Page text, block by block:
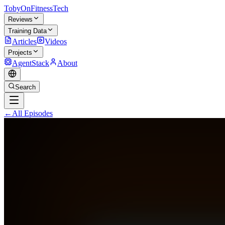
TobyOnFitnessTech
Reviews
Training Data
Articles Videos
Projects
AgentStack About
Search
← All Episodes